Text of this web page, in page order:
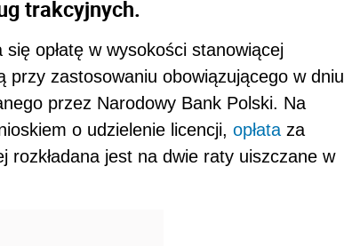
trakcyjnych.
opłatę w wysokości stanowiącej
przy zastosowaniu obowiązującego w dniu
przez Narodowy Bank Polski. Na
o udzielenie licencji, opłata za
rozkładana jest na dwie raty uiszczane w